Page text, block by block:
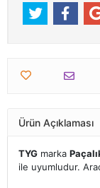
Ürün Açıklaması
TYG marka
ile uyumludur.